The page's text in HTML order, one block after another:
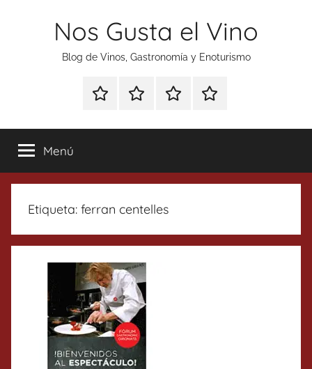
Nos Gusta el Vino
Blog de Vinos, Gastronomía y Enoturismo
Especial
Tonics
Enoturismo
Gastronomía
RankingContacto
Menú
Etiqueta: ferran centelles